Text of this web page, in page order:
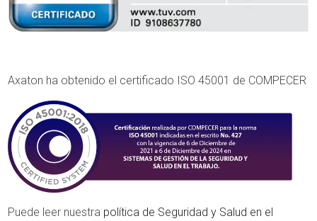
Axaton ha obtenido el certificado ISO 45001 de COMPECER
Puede leer nuestra política de Seguridad y Salud en el